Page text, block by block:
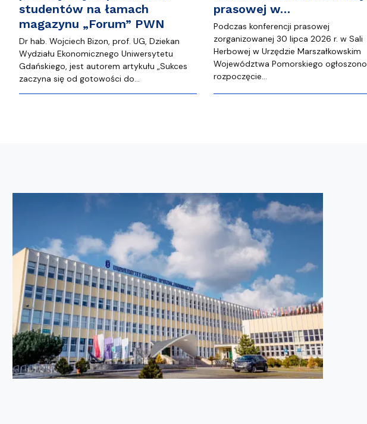
studentów na łamach
magazynu „Forum” PWN
Dr hab. Wojciech Bizon, prof. UG, Dziekan
Wydziału Ekonomicznego Uniwersytetu
Gdańskiego, jest autorem artykułu „Sukces
zaczyna się od gotowości do…
prasowej w…
Podczas konferencji prasowej
zorganizowanej 30 lipca 2026 r. w Sali
Herbowej w Urzędzie Marszałkowskim
Województwa Pomorskiego ogłoszono
rozpoczęcie…